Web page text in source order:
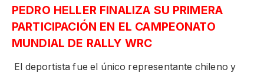
PEDRO HELLER FINALIZA SU PRIMERA
PARTICIPACIÓN EN EL CAMPEONATO
MUNDIAL DE RALLY WRC
El deportista fue el único representante chileno y